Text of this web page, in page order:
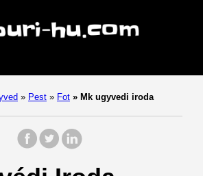
» Pest » Fot » Mk ugyvedi iroda